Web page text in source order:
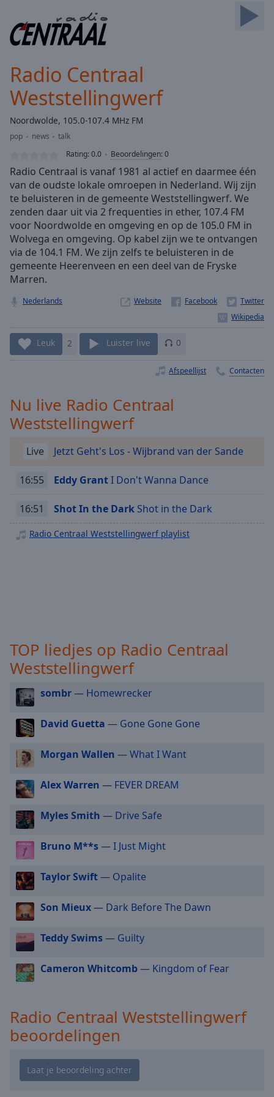
Forward
Mute
Current
Duration
Loaded:
0.00%
Type LIVE
live,
currently
behind
live
LIVE
Remaining
Time-
Playback
Rate
Chapters
Chapters
Descriptions
selected
Subtitles
subtitles
opens
settings
subtitles
Fullscreen
This
modal
window.
dialog
window.
Escape
cancel
and
close
window.
Text
Color
Color
Radio Centraal
Weststellingwerf
Noordwolde, 105.0-107.4 MHz FM
pop news
talk
Rating:0.0 Beoordelingen:0
Radio Centraal is vanaf 1981 al actief en daarmee één
van de oudste lokale omroepen in Nederland. Wij zijn
te beluisteren in de gemeente Weststellingwerf. We
zenden daar uit via 2 frequenties in ether, 107.4 FM
voor Noordwolde en omgeving en op de 105.0 FM in
Wolvega en omgeving. Op kabel zijn we te ontvangen
via de 104.1 FM. We zijn zelfs te beluisteren in de
gemeente Heerenveen en een deel van de Fryske
Marren.
Nederlands Website
Leuk 2 Luister live 0
Afspeellijst Contacten
Nu live Radio Centraal
Weststellingwerf
Live Jetzt Geht's Los - Wijbrand van der Sande
16:55 Eddy GrantI Don't Wanna Dance
16:51 Shot In the Dark Shot in the Dark
Radio Centraal Weststellingwerf playlist
TOP liedjes op Radio Centraal
Weststellingwerf
sombr— Homewrecker
David Guetta — Gone Gone Gone
Morgan Wallen — What I Want
Alex Warren — FEVER DREAM
Myles Smith — Drive Safe
Bruno M**s— I Just Might
Taylor Swift— Opalite
Son Mieux— Dark Before The Dawn
Teddy Swims— Guilty
Cameron Whitcomb— Kingdom of Fear
Radio Centraal Weststellingwerf
beoordelingen